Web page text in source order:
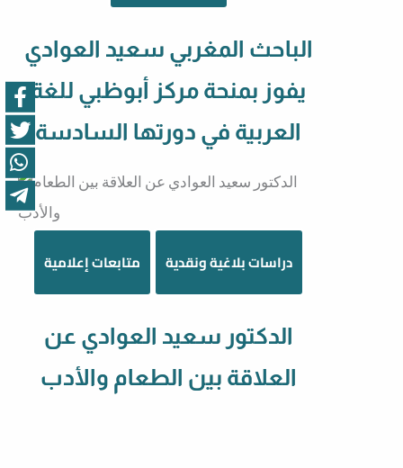
الباحث المغربي سعيد العوادي
يفوز بمنحة مركز أبوظبي للغة
العربية في دورتها السادسة
متابعات إعلامية دراسات بلاغية ونقدية
الدكتور سعيد العوادي عن
العلاقة بين الطعام والأدب